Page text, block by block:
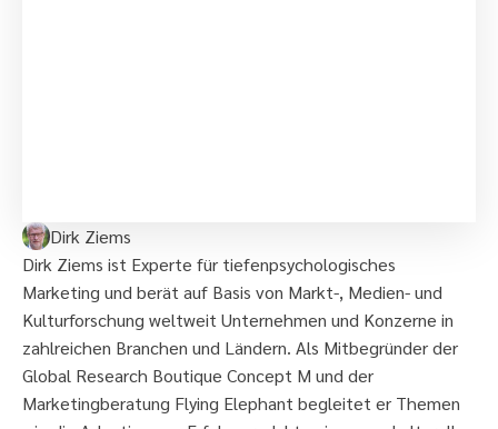
Dirk Ziems
Dirk Ziems ist Experte für tiefenpsychologisches
Marketing und berät auf Basis von Markt-, Medien- und
Kulturforschung weltweit Unternehmen und Konzerne in
zahlreichen Branchen und Ländern. Als Mitbegründer der
Global Research Boutique Concept M und der
Marketingberatung Flying Elephant begleitet er Themen